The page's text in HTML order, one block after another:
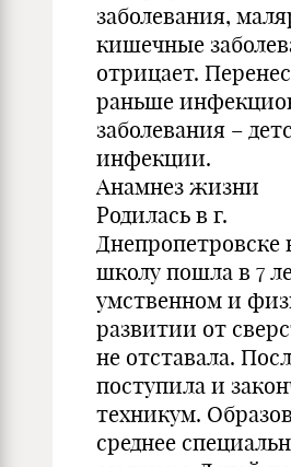
заболевания,
кишечные
отрицает.
раньше
заболевания –
инфекции.
Анамнез жизни
Родилась в г.
Днепропетровске
школу пошла в 7
умственном и
развитии от
не отставала.
поступила и
техникум.
среднее